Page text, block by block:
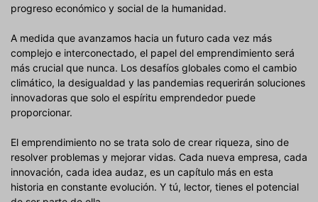
progreso económico y social de la humanidad.
A medida que avanzamos hacia un futuro cada vez más
complejo e interconectado, el papel del emprendimiento será
más crucial que nunca. Los desafíos globales como el cambio
climático, la desigualdad y las pandemias requerirán soluciones
innovadoras que solo el espíritu emprendedor puede
proporcionar.
El emprendimiento no se trata solo de crear riqueza, sino de
resolver problemas y mejorar vidas. Cada nueva empresa, cada
innovación, cada idea audaz, es un capítulo más en esta
historia en constante evolución. Y tú, lector, tienes el potencial